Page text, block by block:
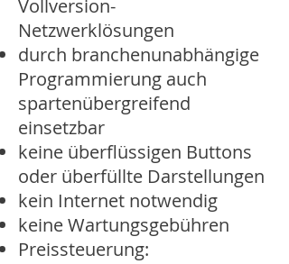
Vollversion-
Netzwerklösungen
durch branchenunabhängige
Programmierung auch
spartenübergreifend
einsetzbar
keine überflüssigen Buttons
oder überfüllte Darstellungen
kein Internet notwendig
keine Wartungsgebühren
Preissteuerung: